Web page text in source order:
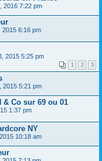
2016 7:22 pm
2015 6:16 pm
2015 5:25 pm
1 2 3
2015 5:21 pm
& Co sur 69 ou 01
1:37 pm
NY
10:18 am